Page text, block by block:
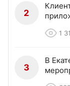
2
1
3
В